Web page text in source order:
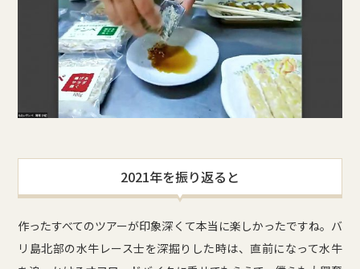
2021年を振り返ると
作ったすべてのツアーが印象深くて本当に楽しかったですね。バ
リ島北部の水牛レース士を深掘りした時は、直前になって水牛